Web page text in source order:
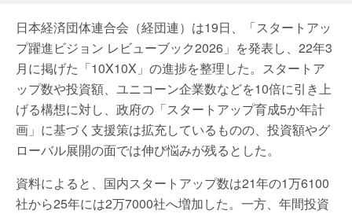
日本経済団体連合会（経団連）は19日、「スタートアッ
プ躍進ビジョン レビューブック2026」を発表し、22年3
月に掲げた「10X10X」の進捗を整理した。スタートア
ップ数や投資額、ユニコーン企業数などを10倍に引き上
げる構想に対し、政府の「スタートアップ育成5か年計
画」に基づく支援策は拡充しているものの、投資額やグ
ローバル展開の面では伸び悩みが残るとした。
資料によると、国内スタートアップ数は21年の1万6100
社から25年には2万7000社へ増加した。一方、年間投資